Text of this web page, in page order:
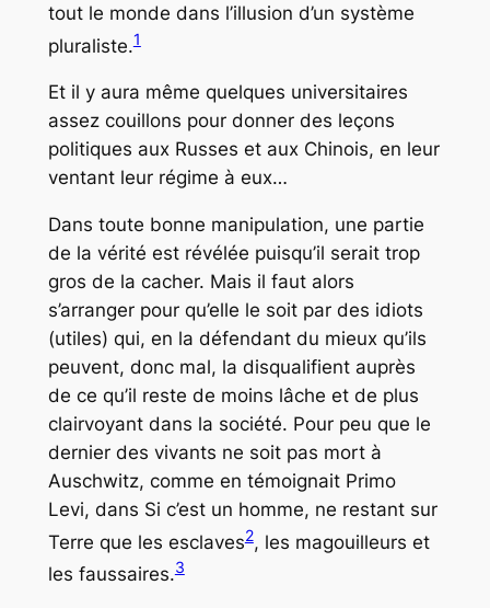
tout le monde dans l’illusion d’un système
pluraliste.1
Et il y aura même quelques universitaires
assez couillons pour donner des leçons
politiques aux Russes et aux Chinois, en leur
ventant leur régime à eux…
Dans toute bonne manipulation, une partie
de la vérité est révélée puisqu’il serait trop
gros de la cacher. Mais il faut alors
s’arranger pour qu’elle le soit par des idiots
(utiles) qui, en la défendant du mieux qu’ils
peuvent, donc mal, la disqualifient auprès
de ce qu’il reste de moins lâche et de plus
clairvoyant dans la société. Pour peu que le
dernier des vivants ne soit pas mort à
Auschwitz, comme en témoignait Primo
Levi, dans Si c’est un homme, ne restant sur
Terre que les esclaves2, les magouilleurs et
les faussaires.3